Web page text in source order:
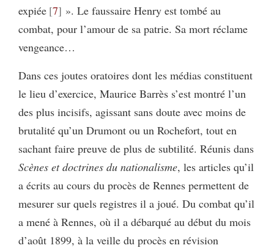
expiée 7 ». Le faussaire Henry est tombé au
combat, pour l’amour de sa patrie. Sa mort réclame
vengeance…
Dans ces joutes oratoires dont les médias constituent
le lieu d’exercice, Maurice Barrès s’est montré l’un
des plus incisifs, agissant sans doute avec moins de
brutalité qu’un Drumont ou un Rochefort, tout en
sachant faire preuve de plus de subtilité. Réunis dans
Scènes et doctrines du nationalisme, les articles qu’il
a écrits au cours du procès de Rennes permettent de
mesurer sur quels registres il a joué. Du combat qu’il
a mené à Rennes, où il a débarqué au début du mois
d’août 1899, à la veille du procès en révision